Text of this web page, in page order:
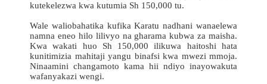
kutekelezwa kwa kutumia Sh 150,000 tu.
Wale waliobahatika kufika Karatu nadhani wanaelewa
namna eneo hilo lilivyo na gharama kubwa za maisha.
Kwa wakati huo Sh 150,000 ilikuwa haitoshi hata
kunitimizia mahitaji yangu binafsi kwa mwezi mmoja.
Ninaamini changamoto kama hii ndiyo inayowakuta
wafanyakazi wengi.